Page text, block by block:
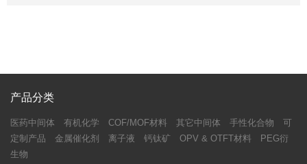
产品分类
医药中间体 有机化学 COF/MOF材料 其它中间体 手性化合物
可
定制产品
金属催化剂 离子液 钙钛矿 OPV & OTFT材料
PEG衍
生物